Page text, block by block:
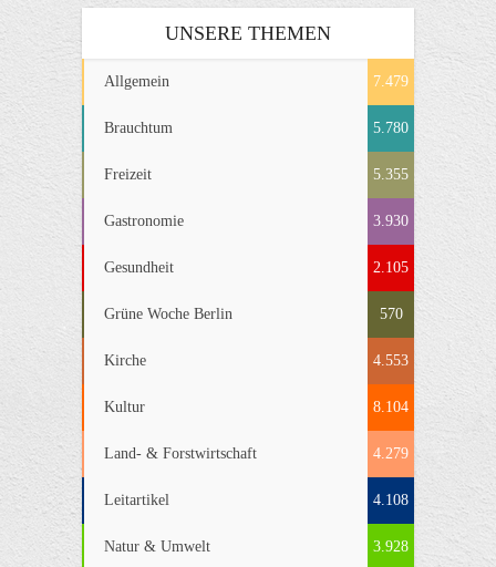
UNSERE THEMEN
Allgemein 7.479
Brauchtum 5.780
Freizeit 5.355
Gastronomie 3.930
Gesundheit 2.105
Grüne Woche Berlin 570
Kirche 4.553
Kultur 8.104
Land- & Forstwirtschaft 4.279
Leitartikel 4.108
Natur & Umwelt 3.928